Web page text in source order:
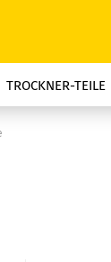
TROCKNER-TEILE
TEILE